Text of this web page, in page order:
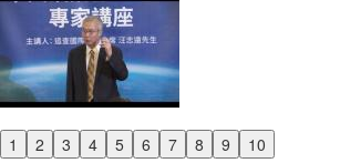
1 2 3 4 5 6 7 8 9 10
Previous